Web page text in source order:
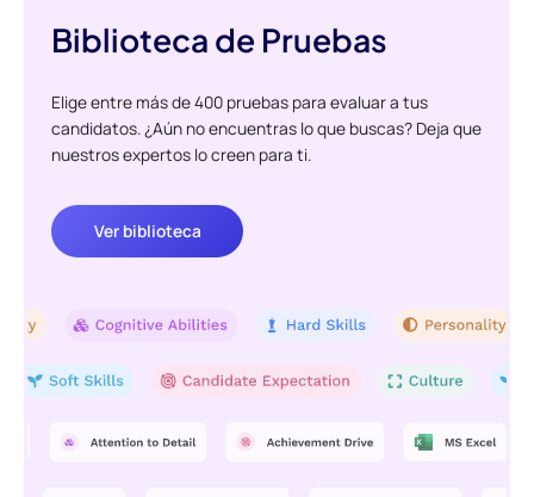
Biblioteca de Pruebas
Elige entre más de 400 pruebas para evaluar a tus
candidatos. ¿Aún no encuentras lo que buscas? Deja que
nuestros expertos lo creen para ti.
Ver biblioteca